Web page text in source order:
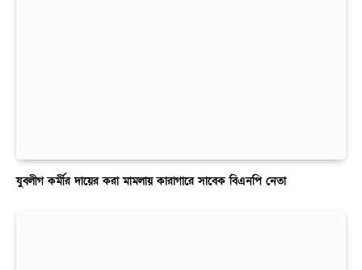
যুবলীগ কর্মীর দায়ের করা মামলায় কারাগারে সাবেক বিএনপি নেতা